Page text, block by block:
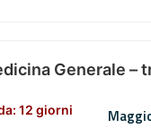
Generale
12 giorni